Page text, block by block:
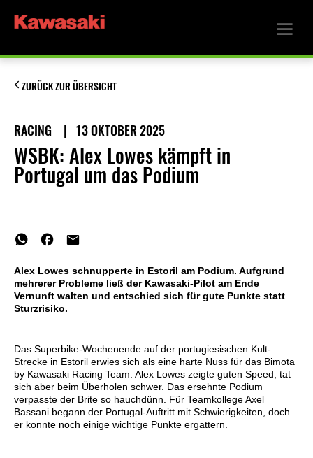
ZURÜCK ZUR ÜBERSICHT
RACING | 13 OKTOBER 2025
WSBK: Alex Lowes kämpft in
Portugal um das Podium
Alex Lowes schnupperte in Estoril am Podium. Aufgrund
mehrerer Probleme ließ der Kawasaki-Pilot am Ende
Vernunft walten und entschied sich für gute Punkte statt
Sturzrisiko.
Das Superbike-Wochenende auf der portugiesischen Kult-
Strecke in Estoril erwies sich als eine harte Nuss für das Bimota
by Kawasaki Racing Team. Alex Lowes zeigte guten Speed, tat
sich aber beim Überholen schwer. Das ersehnte Podium
verpasste der Brite so hauchdünn. Für Teamkollege Axel
Bassani begann der Portugal-Auftritt mit Schwierigkeiten, doch
er konnte noch einige wichtige Punkte ergattern.